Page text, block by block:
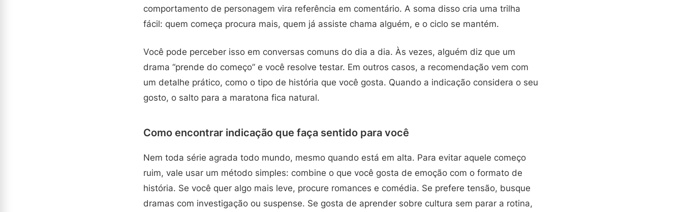
comportamento de personagem vira referência em comentário. A soma disso cria uma trilha
fácil: quem começa procura mais, quem já assiste chama alguém, e o ciclo se mantém.
Você pode perceber isso em conversas comuns do dia a dia. Às vezes, alguém diz que um
drama “prende do começo” e você resolve testar. Em outros casos, a recomendação vem com
um detalhe prático, como o tipo de história que você gosta. Quando a indicação considera o seu
gosto, o salto para a maratona fica natural.
Como encontrar indicação que faça sentido para você
Nem toda série agrada todo mundo, mesmo quando está em alta. Para evitar aquele começo
ruim, vale usar um método simples: combine o que você gosta de emoção com o formato de
história. Se você quer algo mais leve, procure romances e comédia. Se prefere tensão, busque
dramas com investigação ou suspense. Se gosta de aprender sobre cultura sem parar a rotina,